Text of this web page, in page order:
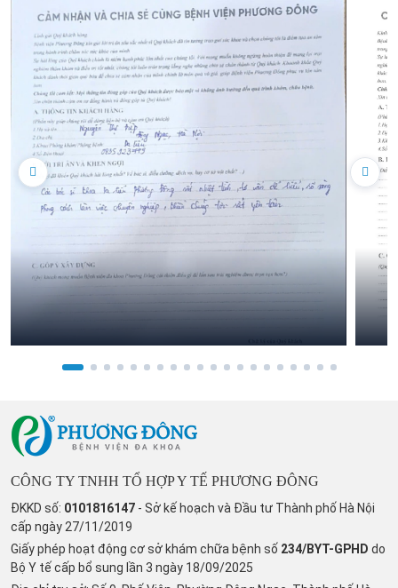
CÔNG TY TNHH TỔ HỢP Y TẾ PHƯƠNG ĐÔNG
ĐKKD số: 0101816147 - Sở kế hoạch và Đầu tư Thành phố Hà Nội
cấp ngày 27/11/2019
Giấy phép hoạt động cơ sở khám chữa bệnh số 234/BYT-GPHD do
Bộ Y tế cấp bổ sung lần 3 ngày 18/09/2025